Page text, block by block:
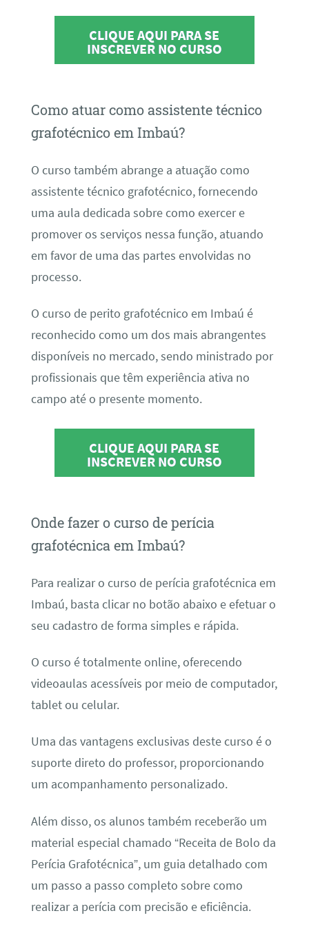
CLIQUE AQUI PARA SE
INSCREVER NO CURSO
Como atuar como assistente técnico
grafotécnico em Imbaú?
O curso também abrange a atuação como
assistente técnico grafotécnico, fornecendo
uma aula dedicada sobre como exercer e
promover os serviços nessa função, atuando
em favor de uma das partes envolvidas no
processo.
O curso de perito grafotécnico em Imbaú é
reconhecido como um dos mais abrangentes
disponíveis no mercado, sendo ministrado por
profissionais que têm experiência ativa no
campo até o presente momento.
CLIQUE AQUI PARA SE
INSCREVER NO CURSO
Onde fazer o curso de perícia
grafotécnica em Imbaú?
Para realizar o curso de perícia grafotécnica em
Imbaú, basta clicar no botão abaixo e efetuar o
seu cadastro de forma simples e rápida.
O curso é totalmente online, oferecendo
videoaulas acessíveis por meio de computador,
tablet ou celular.
Uma das vantagens exclusivas deste curso é o
suporte direto do professor, proporcionando
um acompanhamento personalizado.
Além disso, os alunos também receberão um
material especial chamado “Receita de Bolo da
Perícia Grafotécnica”, um guia detalhado com
um passo a passo completo sobre como
realizar a perícia com precisão e eficiência.